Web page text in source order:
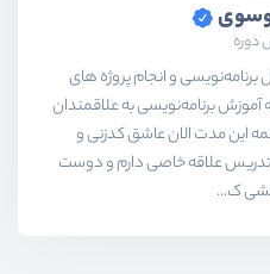
دوره
حال برنامه‌نویسی و انجام پروژه های
هست که آموزش برنامه‌نویسی به علاقمندان
این مدت الان عاشق کدزنی و
علاقه خاصی دارم و دوست
ک...